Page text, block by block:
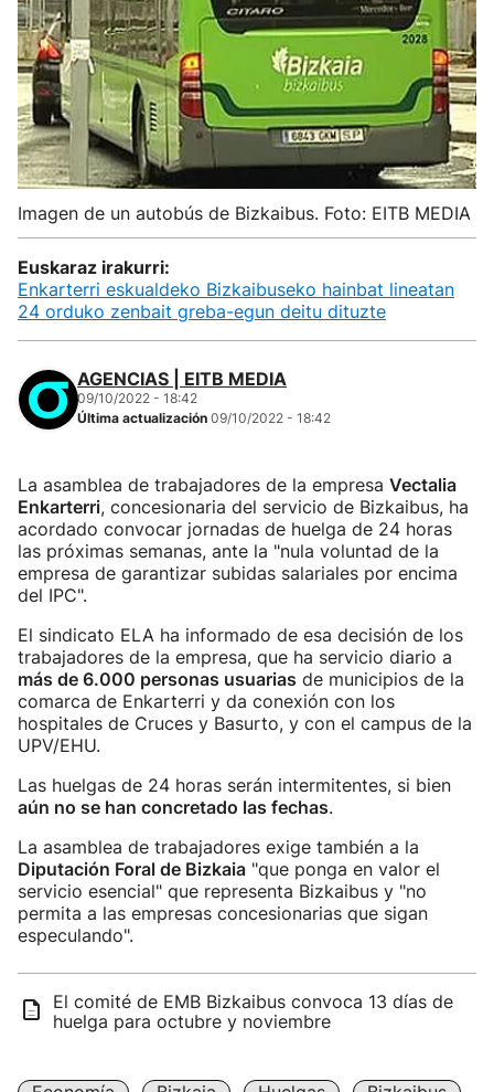
Imagen de un autobús de Bizkaibus. Foto: EITB MEDIA
Euskaraz irakurri:
Enkarterri eskualdeko Bizkaibuseko hainbat lineatan
24 orduko zenbait greba-egun deitu dituzte
AGENCIAS | EITB MEDIA
09/10/2022 - 18:42
Última actualización 09/10/2022 - 18:42
La asamblea de trabajadores de la empresa Vectalia
Enkarterri, concesionaria del servicio de Bizkaibus, ha
acordado convocar jornadas de huelga de 24 horas
las próximas semanas, ante la "nula voluntad de la
empresa de garantizar subidas salariales por encima
del IPC".
El sindicato ELA ha informado de esa decisión de los
trabajadores de la empresa, que ha servicio diario a
más de 6.000 personas usuarias de municipios de la
comarca de Enkarterri y da conexión con los
hospitales de Cruces y Basurto, y con el campus de la
UPV/EHU.
Las huelgas de 24 horas serán intermitentes, si bien
aún no se han concretado las fechas.
La asamblea de trabajadores exige también a la
Diputación Foral de Bizkaia "que ponga en valor el
servicio esencial" que representa Bizkaibus y "no
permita a las empresas concesionarias que sigan
especulando".
El comité de EMB Bizkaibus convoca 13 días de
huelga para octubre y noviembre